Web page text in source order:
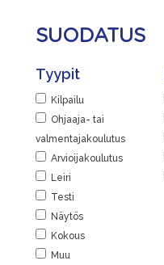
SUODATUS
Tyypit
Kilpailu
Ohjaaja- tai
valmentajakoulutus
Arvioijakoulutus
Leiri
Testi
Näytös
Kokous
Muu